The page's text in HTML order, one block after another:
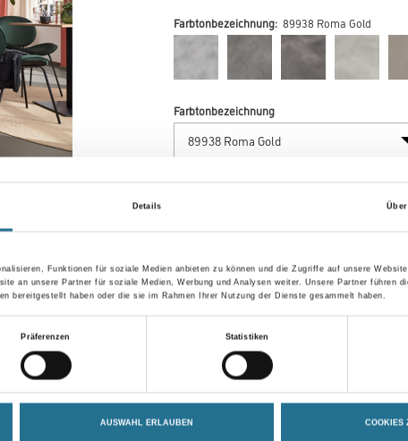
Details
Funktionen für soziale Medien anbieten zu können und die Zugriffe auf unsere
an unsere Partner für soziale Medien, Werbung und Analysen weiter. Unsere Partner führen
bereitgestellt haben oder die sie im Rahmen Ihrer Nutzung der Dienste gesammelt haben.
Präferenzen Statistiken
AUSWAHL ERLAUBEN COOKIES
Farbtonbezeichnung: 89938 Roma Gold
Farbtonbezeichnung
Umrechnungsfaktoren